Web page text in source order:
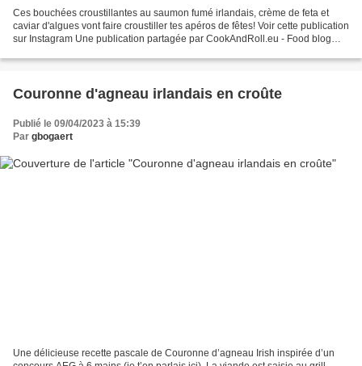
Ces bouchées croustillantes au saumon fumé irlandais, crème de feta et
caviar d'algues vont faire croustiller tes apéros de fêtes! Voir cette publication
sur Instagram Une publication partagée par CookAndRoll.eu - Food blog
Couronne d'agneau irlandais en croûte
Publié le 09/04/2023 à 15:39
Par gbogaert
Une délicieuse recette pascale de Couronne d’agneau Irish inspirée d’un